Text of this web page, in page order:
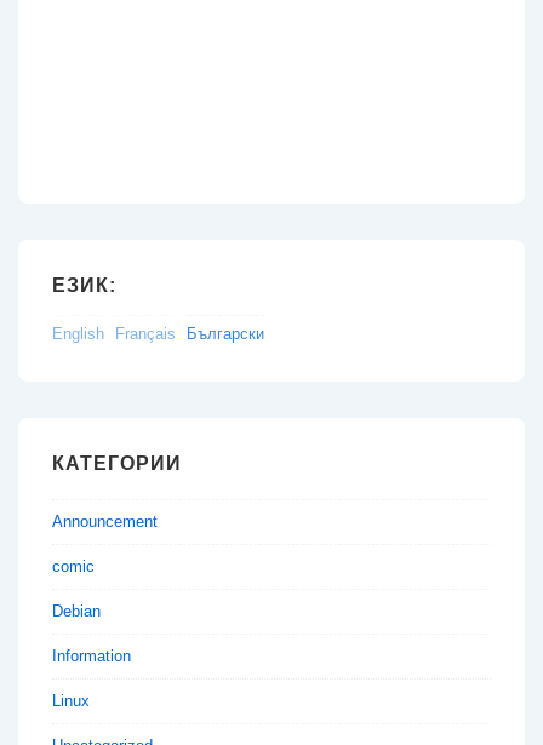
ЕЗИК:
English Français Български
КАТЕГОРИИ
Announcement
comic
Debian
Information
Linux